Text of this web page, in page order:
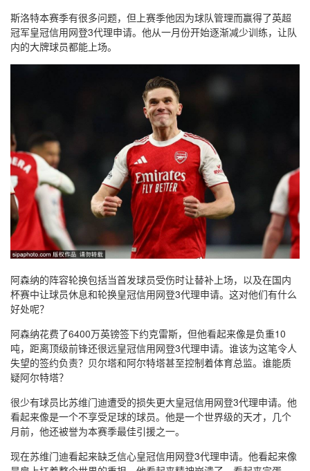
斯洛特本赛季有很多问题，但上赛季他因为球队管理而赢得了英超
冠军皇冠信用网登3代理申请。他从一月份开始逐渐减少训练，让队
内的大牌球员都能上场。
阿森纳的阵容轮换包括当首发球员受伤时让替补上场，以及在国内
杯赛中让球员休息和轮换皇冠信用网登3代理申请。这对他们有什么
好处呢？
阿森纳花费了6400万英镑签下约克雷斯，但他看起来像是负重10
吨，距离顶级前锋还很远皇冠信用网登3代理申请。谁该为这笔令人
失望的签约负责？贝尔塔和阿尔特塔甚至控制着体育总监。谁能质
疑阿尔特塔？
很少有球员比苏维门迪遭受的损失更大皇冠信用网登3代理申请。他
看起来像是一个不享受足球的球员。他是一个世界级的天才，几个
月前，他还被誉为本赛季最佳引援之一。
现在苏维门迪看起来缺乏信心皇冠信用网登3代理申请。他看起来像